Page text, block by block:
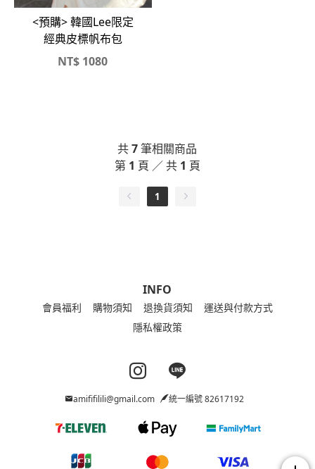
<預購> 韓國Lee限定
經典皮標帆布包
NT$ 1080
共7筆相關商品
第 1 頁 ／ 共 1 頁
1
INFO
會員福利 購物須知 退換貨須知
運送與付款方式
隱私權政策
Instagram page
Line page
amififilili@gmail.com 統一編號 82617192